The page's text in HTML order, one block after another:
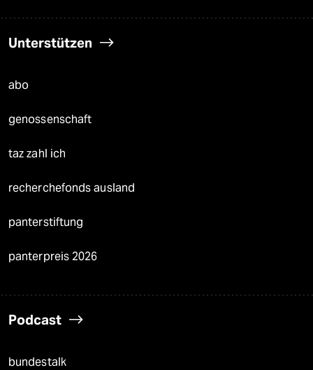
Unterstützen
abo
genossenschaft
taz zahl ich
recherchefonds ausland
panterstiftung
panterpreis 2026
Podcast
bundestalk